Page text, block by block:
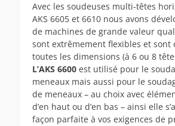
Avec les soudeuses multi-têtes
AKS 6605 et 6610 nous avons
de machines de grande valeur
sont extrêmement flexibles et sont
toutes les dimensions (à 6 ou 8
L’AKS 6600 est utilisé pour le
meneaux mais aussi pour le
de meneaux – au choix avec
d’en haut ou d’en bas – ainsi elle
façon parfaite à vos exigences de